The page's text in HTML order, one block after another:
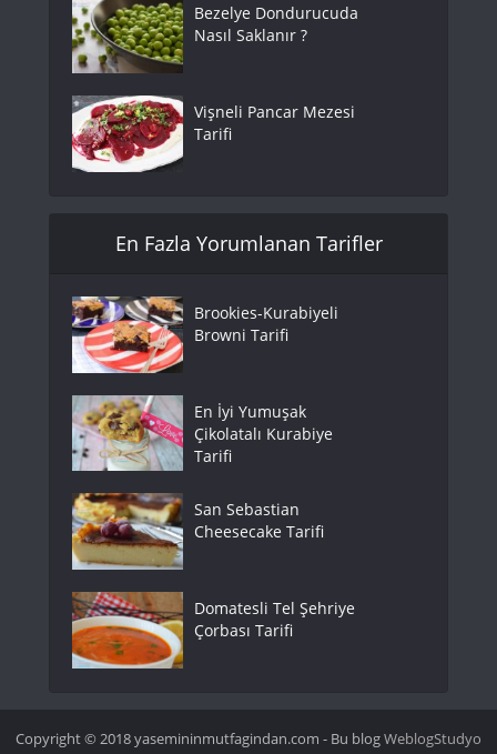
Bezelye Dondurucuda
Nasıl Saklanır ?
Vişneli Pancar Mezesi
Tarifi
En Fazla Yorumlanan Tarifler
Brookies-Kurabiyeli
Browni Tarifi
En İyi Yumuşak
Çikolatalı Kurabiye
Tarifi
San Sebastian
Cheesecake Tarifi
Domatesli Tel Şehriye
Çorbası Tarifi
Copyright © 2018 yasemininmutfagindan.com - Bu blogWeblogStudyo